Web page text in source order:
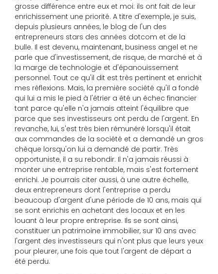
grosse différence entre eux et moi: ils ont fait de leur
enrichissement une priorité. A titre d'exemple, je suis,
depuis plusieurs années, le blog de l'un des
entrepreneurs stars des années dotcom et de la
bulle. Il est devenu, maintenant, business angel et ne
parle que d'investissement, de risque, de marché et à
la marge de technologie et d'épanouissement
personnel. Tout ce qu'il dit est très pertinent et enrichit
mes réflexions. Mais, la première société qu'il a fondé
qui lui a mis le pied à l'étrier a été un échec financier
tant parce qu'elle n'a jamais atteint l'équilibre que
parce que ses investisseurs ont perdu de l'argent. En
revanche, lui, s'est très bien rémunéré lorsqu'il était
aux commandes de la société et a demandé un gros
chèque lorsqu'on lui a demandé de partir. Très
opportuniste, il a su rebondir. Il n'a jamais réussi à
monter une entreprise rentable, mais s'est fortement
enrichi. Je pourrais citer aussi, à une autre échelle,
deux entrepreneurs dont l'entreprise a perdu
beaucoup d'argent d'une période de 10 ans, mais qui
se sont enrichis en achetant des locaux et en les
louant à leur propre entreprise. Ils se sont ainsi,
constituer un patrimoine immobilier, sur 10 ans avec
l'argent des investisseurs qui n'ont plus que leurs yeux
pour pleurer, une fois que tout l'argent de départ a
été perdu.